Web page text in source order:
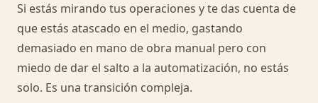
Si estás mirando tus operaciones y te das cuenta de
que estás atascado en el medio, gastando
demasiado en mano de obra manual pero con
miedo de dar el salto a la automatización, no estás
solo. Es una transición compleja.